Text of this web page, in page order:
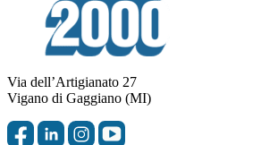
Via dell’Artigianato 27
Vigano di Gaggiano (MI)